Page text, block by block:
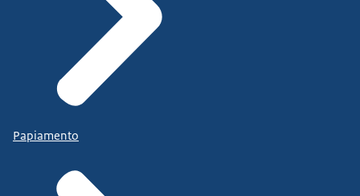
Papiamento